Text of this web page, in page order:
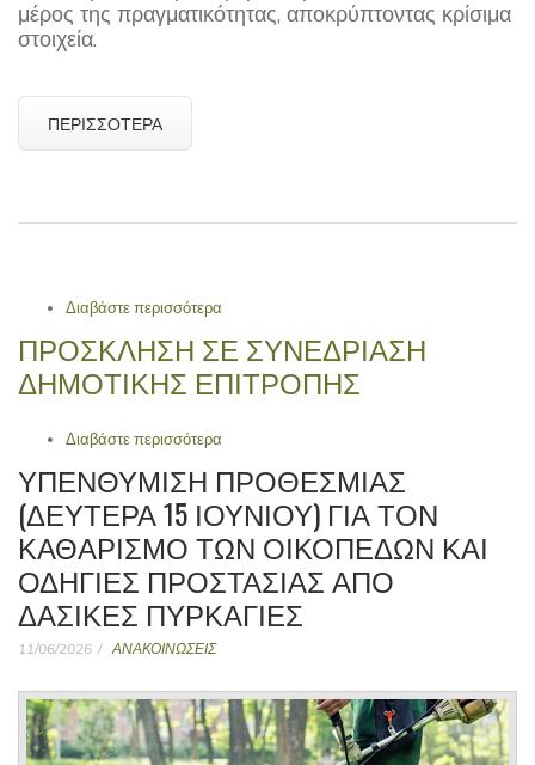
μέρος της πραγματικότητας, αποκρύπτοντας κρίσιμα
στοιχεία.
ΠΕΡΙΣΣΌΤΕΡΑ
Διαβάστε περισσότερα
ΠΡΟΣΚΛΗΣΗ ΣΕ ΣΥΝΕΔΡΙΑΣΗ
ΔΗΜΟΤΙΚΗΣ ΕΠΙΤΡΟΠΗΣ
Διαβάστε περισσότερα
ΥΠΕΝΘΎΜΙΣΗ ΠΡΟΘΕΣΜΊΑΣ
(ΔΕΥΤΈΡΑ 15 ΙΟΥΝΊΟΥ) ΓΙΑ ΤΟΝ
ΚΑΘΑΡΙΣΜΌ ΤΩΝ ΟΙΚΟΠΈΔΩΝ ΚΑΙ
ΟΔΗΓΊΕΣ ΠΡΟΣΤΑΣΊΑΣ ΑΠΌ
ΔΑΣΙΚΈΣ ΠΥΡΚΑΓΙΈΣ
11/06/2026 ΑΝΑΚΟΙΝΩΣΕΙΣ